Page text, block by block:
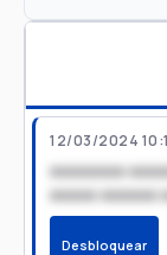
12/03/2024
xxxxxxxx
xxxxx xxxxxx
Desbloquear